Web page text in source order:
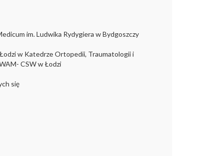
im. Ludwika Rydygiera w Bydgoszczy
w Katedrze Ortopedii, Traumatologii i
CSW w Łodzi
się